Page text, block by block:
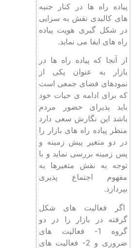
پیاده راه ها در کنار جنبه
های کالبدی نقش به سزایی
در شکل گیری هویت پیاده
راه های ایفا می نماید.
از آنجا که پیاده راه ها در
بازار به عنوان یکی از
نمودهای فضای جمعی است
که برای ادامه ی حیات خود
باید پذیرای حضور مردم
باشد این نگارش سعی دارد
منظر پیاده راه های بازار را
در دو متغیر پیش زمینه و
پس زمینه بررسی نماید و با
توجه به نقش متغیرها به
مفهوم اجتماع پذیری
بپردازد.
اگر فعالیت های شکل
گرفته در بازار را در دو
گروه 1- فعالیت های
ضروری و 2- فعالیت های